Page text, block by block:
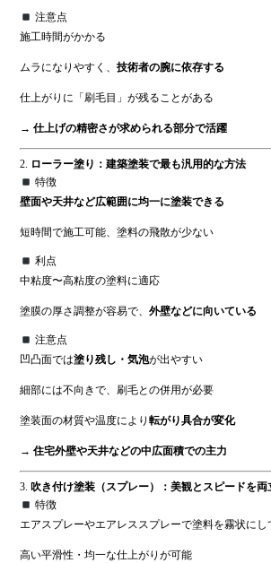
注意点
施工時間がかかる
ムラになりやすく、技術者の腕に依存する
仕上がりに「刷毛目」が残ることがある
→仕上げの精密さが求められる部分で活躍
2. ローラー塗り：建築塗装で最も汎用的な方法
特徴
壁面や天井など広範囲に均一に塗装できる
短時間で施工可能、塗料の飛散が少ない
利点
中粘度〜高粘度の塗料に適応
塗膜の厚さ調整が容易で、外壁などに向いている
注意点
凹凸面では塗り残し・気泡が出やすい
細部には不向きで、刷毛との併用が必要
塗装面の材質や温度により転がり具合が変化
→住宅外壁や天井などの中広面積での主力
3. 吹き付け塗装（スプレー）：美観とスピードを両
特徴
エアスプレーやエアレススプレーで塗料を霧状にし
高い平滑性・均一な仕上がりが可能